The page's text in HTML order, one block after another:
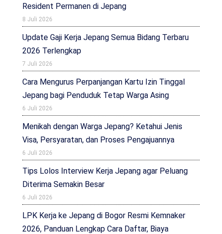
Resident Permanen di Jepang
8 Juli 2026
Update Gaji Kerja Jepang Semua Bidang Terbaru
2026 Terlengkap
7 Juli 2026
Cara Mengurus Perpanjangan Kartu Izin Tinggal
Jepang bagi Penduduk Tetap Warga Asing
6 Juli 2026
Menikah dengan Warga Jepang? Ketahui Jenis
Visa, Persyaratan, dan Proses Pengajuannya
6 Juli 2026
Tips Lolos Interview Kerja Jepang agar Peluang
Diterima Semakin Besar
6 Juli 2026
LPK Kerja ke Jepang di Bogor Resmi Kemnaker
2026, Panduan Lengkap Cara Daftar, Biaya